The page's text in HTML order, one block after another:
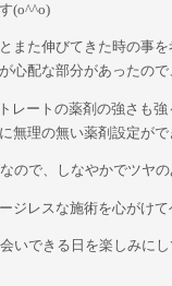
(o^^o)
また伸びてきた時の事
心配な部分があったの
レートの薬剤の強さも
無理の無い薬剤設定が
ので、しなやかでツヤ
ジレスな施術を心がけ
いできる日を楽しみに